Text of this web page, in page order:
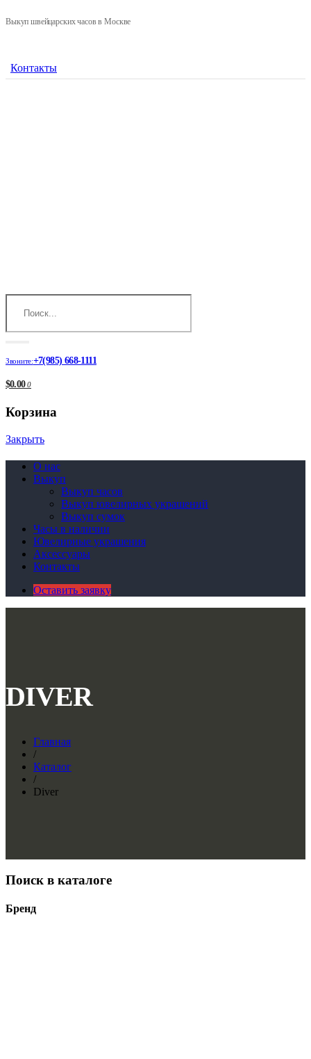
Выкуп швейцарских часов в Москве
Контакты
Звоните:+7(985) 668-1111
$0.00 0
Корзина
Закрыть
О нас
Выкуп
Выкуп часов
Выкуп ювелирных украшений
Выкуп сумок
Часы в наличии
Ювелирные украшения
Аксессуары
Контакты
Оставить заявку
DIVER
Главная
/
Каталог
/
Diver
Поиск в каталоге
Бренд